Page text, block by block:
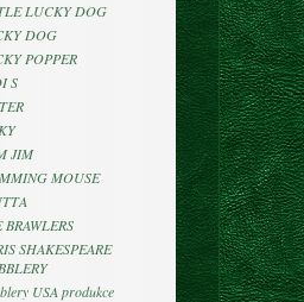
LUCKY DOG
DOG
POPPER
S
JIM
MOUSE
BRAWLERS
SHAKESPEARE
USA produkce